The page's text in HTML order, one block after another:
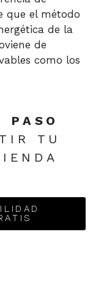
que el método
de la
de
como los
PASO
TU